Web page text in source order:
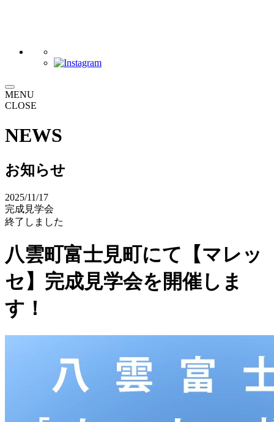
MENU
CLOSE
NEWS
お知らせ
2025/11/17
完成見学会
終了しました
八雲町富士見町にて【マレッ
セ】完成見学会を開催しま
す！